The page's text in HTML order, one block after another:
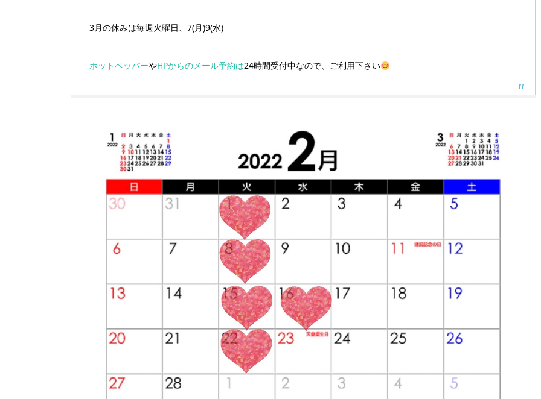
3月の休みは毎週火曜日、7(月)9(水)
ホットペッパーやHPからのメール予約は24時間受付中なので、ご利用下さい